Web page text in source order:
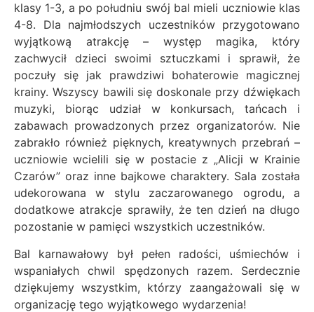
klasy 1-3, a po południu swój bal mieli uczniowie klas
4-8. Dla najmłodszych uczestników przygotowano
wyjątkową atrakcję – występ magika, który
zachwycił dzieci swoimi sztuczkami i sprawił, że
poczuły się jak prawdziwi bohaterowie magicznej
krainy. Wszyscy bawili się doskonale przy dźwiękach
muzyki, biorąc udział w konkursach, tańcach i
zabawach prowadzonych przez organizatorów. Nie
zabrakło również pięknych, kreatywnych przebrań –
uczniowie wcielili się w postacie z „Alicji w Krainie
Czarów” oraz inne bajkowe charaktery. Sala została
udekorowana w stylu zaczarowanego ogrodu, a
dodatkowe atrakcje sprawiły, że ten dzień na długo
pozostanie w pamięci wszystkich uczestników.
Bal karnawałowy był pełen radości, uśmiechów i
wspaniałych chwil spędzonych razem. Serdecznie
dziękujemy wszystkim, którzy zaangażowali się w
organizację tego wyjątkowego wydarzenia!